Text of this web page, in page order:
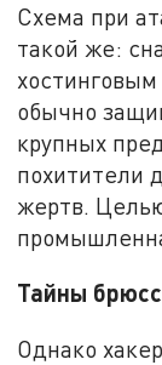
Схема при
такой же:
обычно
крупных
похитители
жертв.
Тайны
Однако